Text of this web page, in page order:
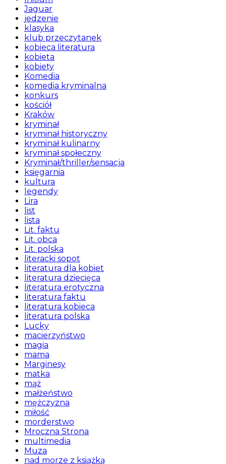
Jaguar
jedzenie
klasyka
klub przeczytanek
kobieca literatura
kobieta
kobiety
Komedia
komedia kryminalna
konkurs
kościół
Kraków
kryminał
kryminał historyczny
kryminał kulinarny
kryminał społeczny
Kryminał/thriller/sensacja
księgarnia
kultura
legendy
Lira
list
lista
Lit. faktu
Lit. obca
Lit. polska
literacki sopot
literatura dla kobiet
literatura dziecięca
literatura erotyczna
literatura faktu
literatura kobieca
literatura polska
Lucky
macierzyństwo
magia
mama
Marginesy
matka
mąż
małżeństwo
mężczyzna
miłość
morderstwo
Mroczna Strona
multimedia
Muza
nad morze z książką